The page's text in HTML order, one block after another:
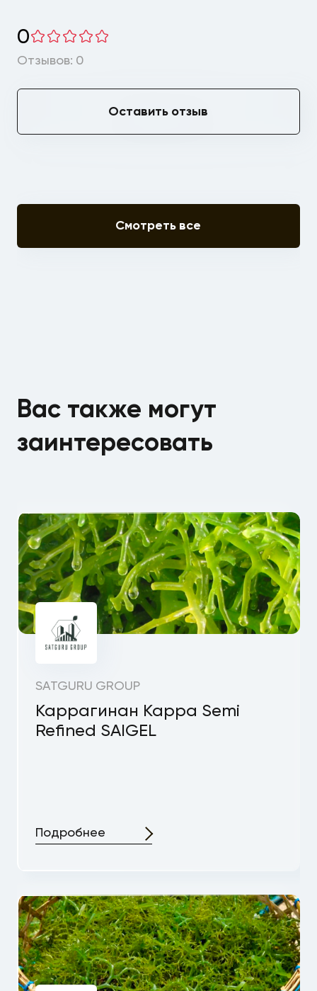
0
Отзывов: 0
Оставить отзыв
Смотреть все
Вас также могут
заинтересовать
SATGURU GROUP
Каррагинан Kappa Semi
Refined SAIGEL
Подробнее